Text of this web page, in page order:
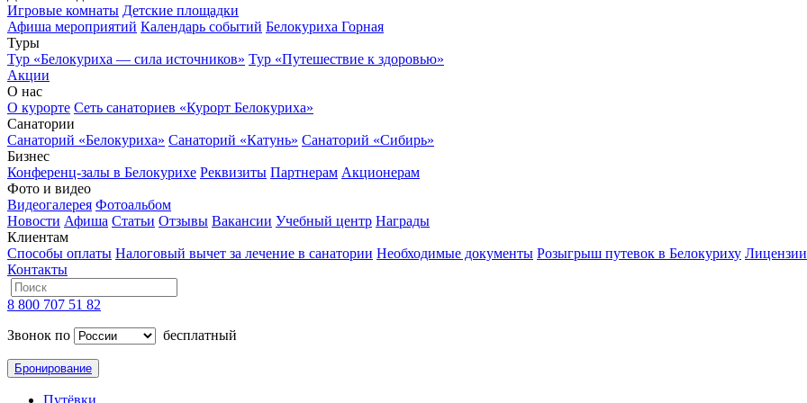
Игровые комнаты Детские площадки
Афиша мероприятий Календарь событий Белокуриха Горная
Туры
Тур «Белокуриха — сила источников» Тур «Путешествие к здоровью»
Акции
О нас
О курорте Сеть санаториев «Курорт Белокуриха»
Санатории
Санаторий «Белокуриха» Санаторий «Катунь» Санаторий «Сибирь»
Бизнес
Конференц-залы в Белокурихе Реквизиты Партнерам Акционерам
Фото и видео
Видеогалерея Фотоальбом
Новости Афиша Статьи Отзывы Вакансии Учебный центр Награды
Клиентам
Способы оплаты Налоговый вычет за лечение в санатории Необходимые документы Розыгрыш путевок в Белокуриху
Контакты
8 800 707 51 82
Звонок по
бесплатный
Бронирование
Путёвки